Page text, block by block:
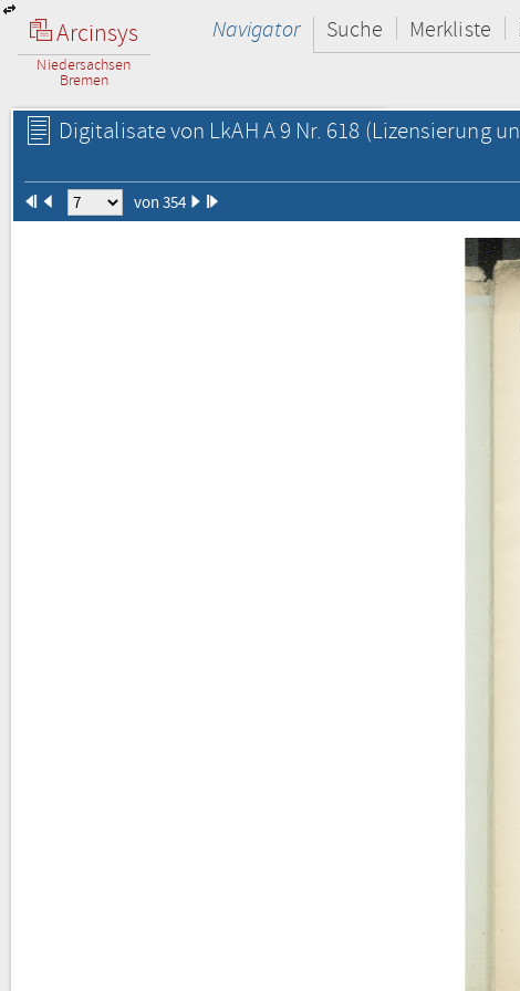
Arcinsys
Niedersachsen
Bremen
Navigator Suche Merkliste
Digitalisate von LkAH A 9 Nr. 618 (Lizensierung
von 354